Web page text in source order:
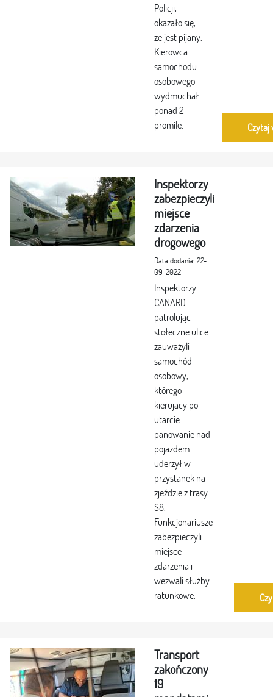
Policji,
okazało się,
że jest pijany.
Kierowca
samochodu
osobowego
wydmuchał
ponad 2
promile.
Czytaj
Inspektorzy
zabezpieczyli
miejsce
zdarzenia
drogowego
Data dodania: 22-
09-2022
Inspektorzy
CANARD
patrolując
stołeczne ulice
zauważyli
samochód
osobowy,
którego
kierujący po
utarcie
panowanie nad
pojazdem
uderzył w
przystanek na
zjeździe z trasy
S8.
Funkcjonariusze
zabezpieczyli
miejsce
zdarzenia i
wezwali służby
ratunkowe.
Transport
zakończony
19